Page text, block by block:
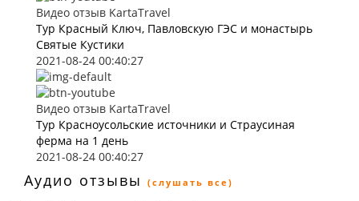
Видео отзыв KartaTravel
Тур Красный Ключ, Павловскую ГЭС и монастырь
Святые Кустики
2021-08-24 00:40:27
Видео отзыв KartaTravel
Тур Красноусольские источники и Страусиная
ферма на 1 день
2021-08-24 00:40:27
Аудио отзывы (слушать все)